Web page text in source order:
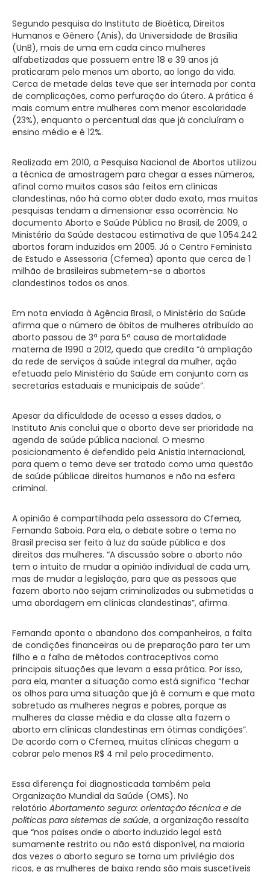
Segundo pesquisa do Instituto de Bioética, Direitos
Humanos e Gênero (Anis), da Universidade de Brasília
(UnB), mais de uma em cada cinco mulheres
alfabetizadas que possuem entre 18 e 39 anos já
praticaram pelo menos um aborto, ao longo da vida.
Cerca de metade delas teve que ser internada por conta
de complicações, como perfuração do útero. A prática é
mais comum entre mulheres com menor escolaridade
(23%), enquanto o percentual das que já concluíram o
ensino médio e é 12%.
Realizada em 2010, a Pesquisa Nacional de Abortos utilizou
a técnica de amostragem para chegar a esses números,
afinal como muitos casos são feitos em clínicas
clandestinas, não há como obter dado exato, mas muitas
pesquisas tendam a dimensionar essa ocorrência. No
documento Aborto e Saúde Pública no Brasil, de 2009, o
Ministério da Saúde destacou estimativa de que 1.054.242
abortos foram induzidos em 2005. Já o Centro Feminista
de Estudo e Assessoria (Cfemea) aponta que cerca de 1
milhão de brasileiras submetem-se a abortos
clandestinos todos os anos.
Em nota enviada à Agência Brasil, o Ministério da Saúde
afirma que o número de óbitos de mulheres atribuído ao
aborto passou de 3ª para 5ª causa de mortalidade
materna de 1990 a 2012, queda que credita “à ampliação
da rede de serviços à saúde integral da mulher, ação
efetuada pelo Ministério da Saúde em conjunto com as
secretarias estaduais e municipais de saúde”.
Apesar da dificuldade de acesso a esses dados, o
Instituto Anis conclui que o aborto deve ser prioridade na
agenda de saúde pública nacional. O mesmo
posicionamento é defendido pela Anistia Internacional,
para quem o tema deve ser tratado como uma questão
de saúde públicae direitos humanos e não na esfera
criminal.
A opinião é compartilhada pela assessora do Cfemea,
Fernanda Saboia. Para ela, o debate sobre o tema no
Brasil precisa ser feito à luz da saúde pública e dos
direitos das mulheres. “A discussão sobre o aborto não
tem o intuito de mudar a opinião individual de cada um,
mas de mudar a legislação, para que as pessoas que
fazem aborto não sejam criminalizadas ou submetidas a
uma abordagem em clínicas clandestinas”, afirma.
Fernanda aponta o abandono dos companheiros, a falta
de condições financeiras ou de preparação para ter um
filho e a falha de métodos contraceptivos como
principais situações que levam a essa prática. Por isso,
para ela, manter a situação como está significa “fechar
os olhos para uma situação que já é comum e que mata
sobretudo as mulheres negras e pobres, porque as
mulheres da classe média e da classe alta fazem o
aborto em clínicas clandestinas em ótimas condições”.
De acordo com o Cfemea, muitas clínicas chegam a
cobrar pelo menos R$ 4 mil pelo procedimento.
Essa diferença foi diagnosticada também pela
Organização Mundial da Saúde (OMS). No
relatório Abortamento seguro: orientação técnica e de
políticas para sistemas de saúde, a organização ressalta
que “nos países onde o aborto induzido legal está
sumamente restrito ou não está disponível, na maioria
das vezes o aborto seguro se torna um privilégio dos
ricos, e as mulheres de baixa renda são mais suscetíveis